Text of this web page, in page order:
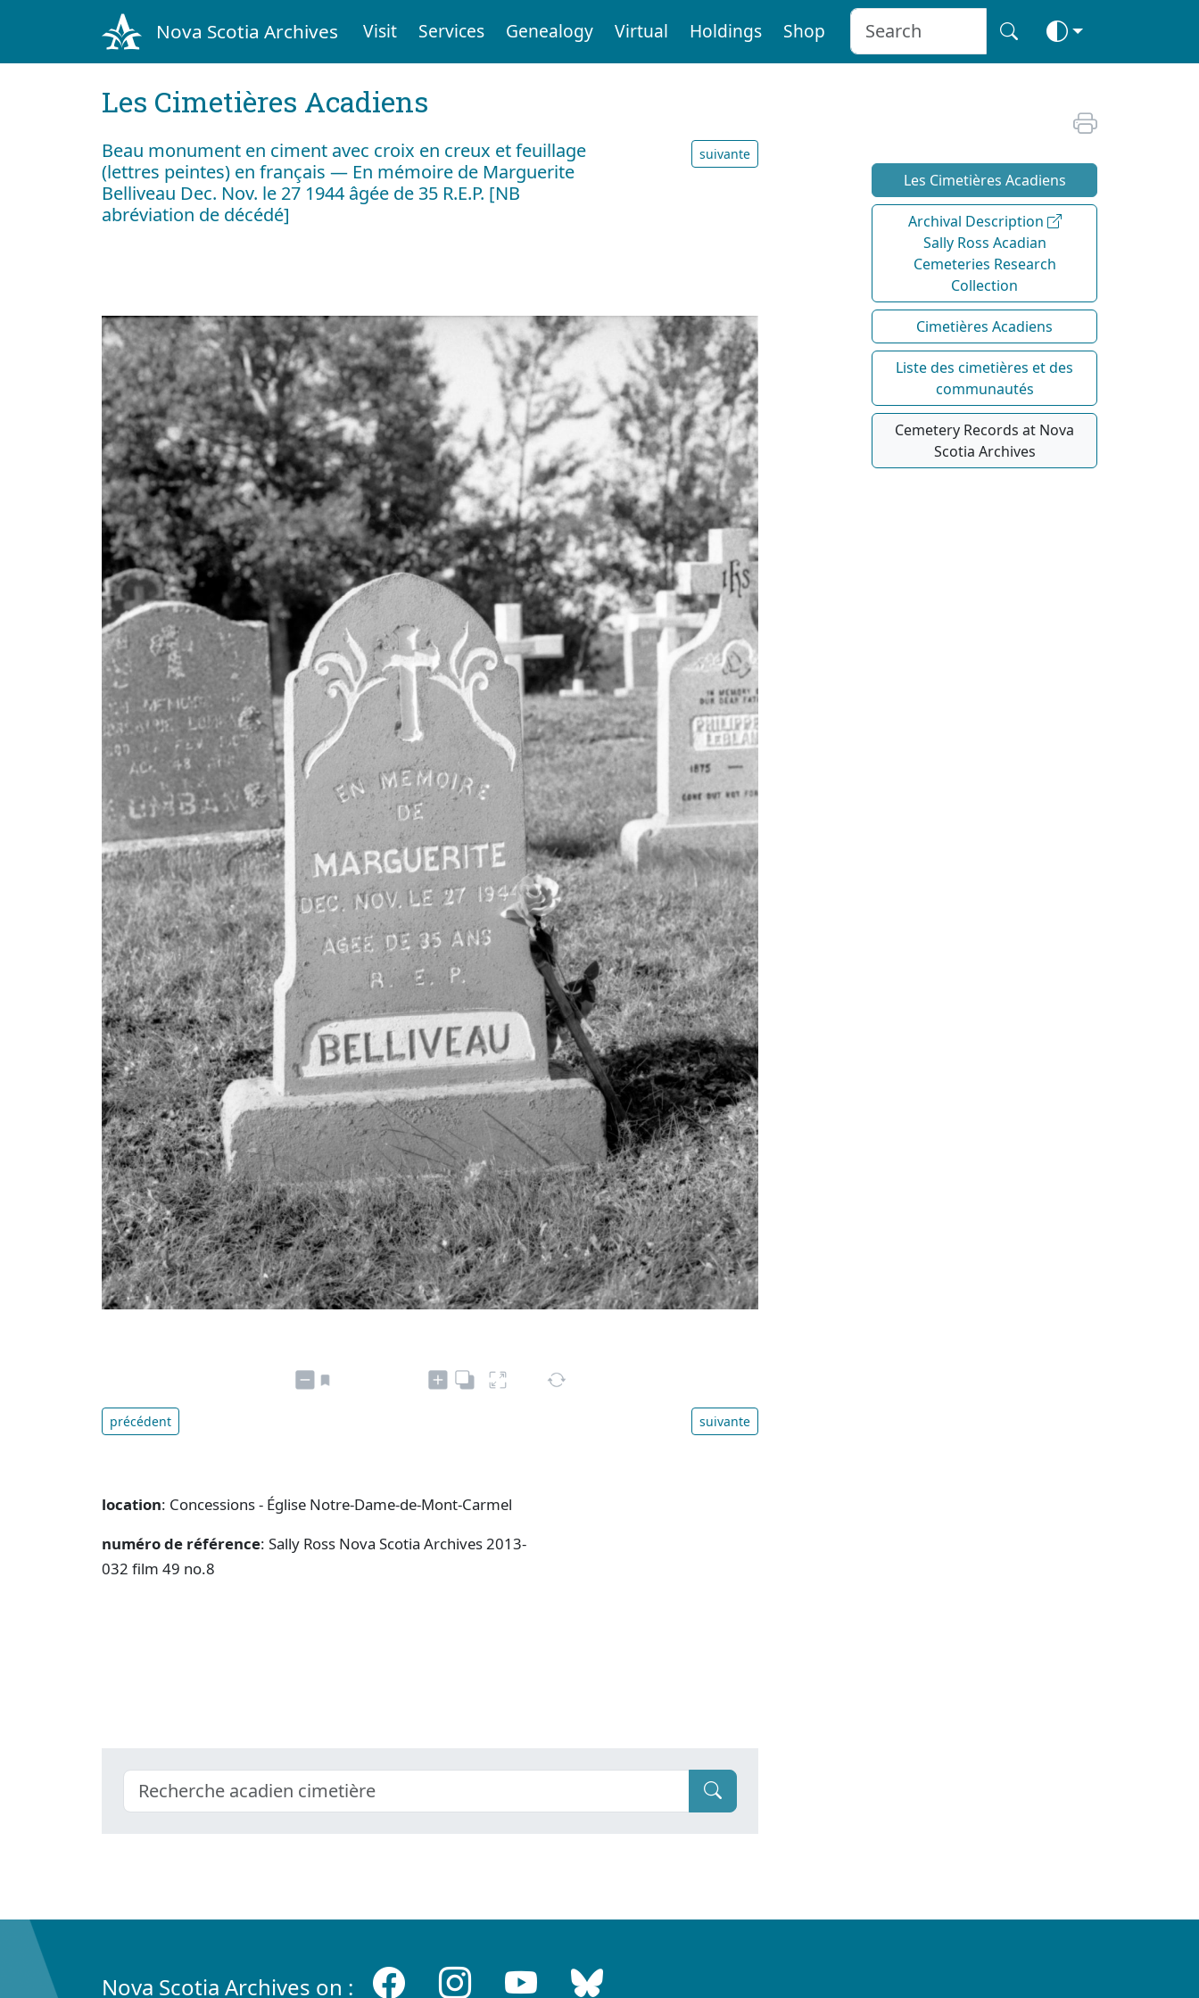
Nova Scotia Archives Visit Services Genealogy Virtual Holdings Shop
Les Cimetières Acadiens
Beau monument en ciment avec croix en creux et feuillage
(lettres peintes) en français — En mémoire de Marguerite
Belliveau Dec. Nov. le 27 1944 âgée de 35 R.E.P. [NB
abréviation de décédé]
suivante
précédent suivante
location: Concessions - Église Notre-Dame-de-Mont-Carmel
numéro de référence: Sally Ross Nova Scotia Archives 2013-
032 film 49 no.8
Les Cimetières Acadiens
Archival Description
Sally Ross Acadian
Cemeteries Research
Collection
Cimetières Acadiens
Liste des cimetières et des
communautés
Cemetery Records at Nova
Scotia Archives
Nova Scotia Archives on :